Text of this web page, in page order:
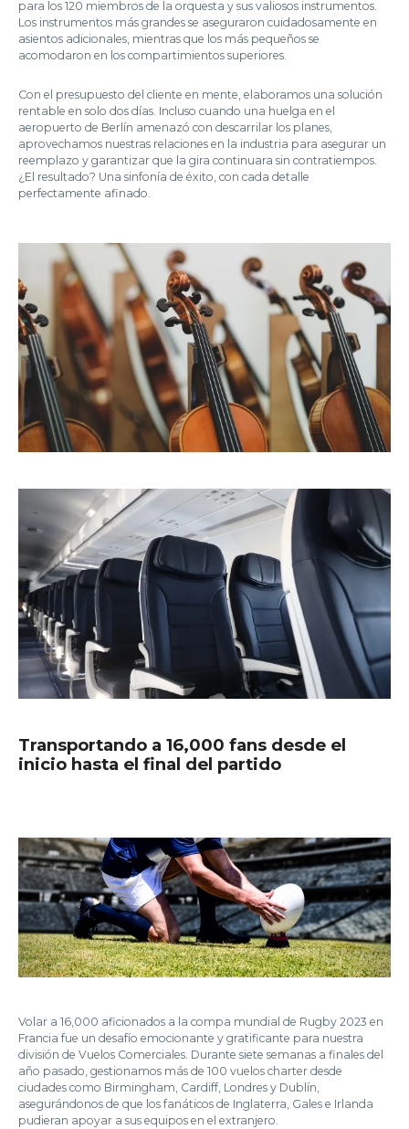
para los 120 miembros de la orquesta y sus valiosos instrumentos.
Los instrumentos más grandes se aseguraron cuidadosamente en
asientos adicionales, mientras que los más pequeños se
acomodaron en los compartimientos superiores.
Con el presupuesto del cliente en mente, elaboramos una solución
rentable en solo dos días. Incluso cuando una huelga en el
aeropuerto de Berlín amenazó con descarrilar los planes,
aprovechamos nuestras relaciones en la industria para asegurar un
reemplazo y garantizar que la gira continuara sin contratiempos.
¿El resultado? Una sinfonía de éxito, con cada detalle
perfectamente afinado.
Transportando a 16,000 fans desde el
inicio hasta el final del partido
Volar a 16,000 aficionados a la compa mundial de Rugby 2023 en
Francia fue un desafío emocionante y gratificante para nuestra
división de Vuelos Comerciales. Durante siete semanas a finales del
año pasado, gestionamos más de 100 vuelos charter desde
ciudades como Birmingham, Cardiff, Londres y Dublín,
asegurándonos de que los fanáticos de Inglaterra, Gales e Irlanda
pudieran apoyar a sus equipos en el extranjero.